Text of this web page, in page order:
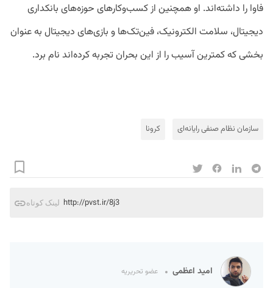
فاوا را داشته‌اند. او همچنین از کسب‌وکار‌های حوزه‌های بانکداری
دیجیتال، سلامت الکترونیک، فین‌تک‌ها و بازی‌های دیجیتال به عنوان
بخشی که کمترین آسیب را از این بحران تجربه کرده‌اند نام برد.
سازمان نظام صنفی رایانه‌ای کرونا
لینک کوتاه http://pvst.ir/8j3
امید اعظمی عضو تحریریه